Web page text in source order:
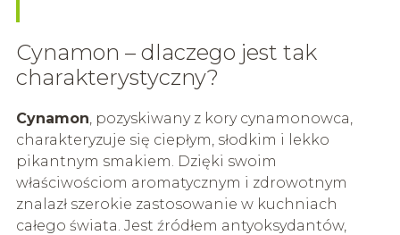
Cynamon – dlaczego jest tak
charakterystyczny?
Cynamon , pozyskiwany z kory cynamonowca,
charakteryzuje się ciepłym, słodkim i lekko
pikantnym smakiem. Dzięki swoim
właściwościom aromatycznym i zdrowotnym
znalazł szerokie zastosowanie w kuchniach
całego świata. Jest źródłem antyoksydantów,